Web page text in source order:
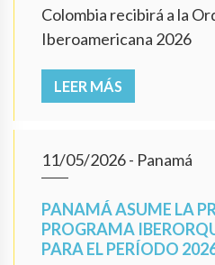
Colombia recibirá a la
Iberoamericana 2026
LEER MÁS
11/05/2026- Panamá
PANAMÁ ASUME LA
PROGRAMA
PARA EL PERÍODO